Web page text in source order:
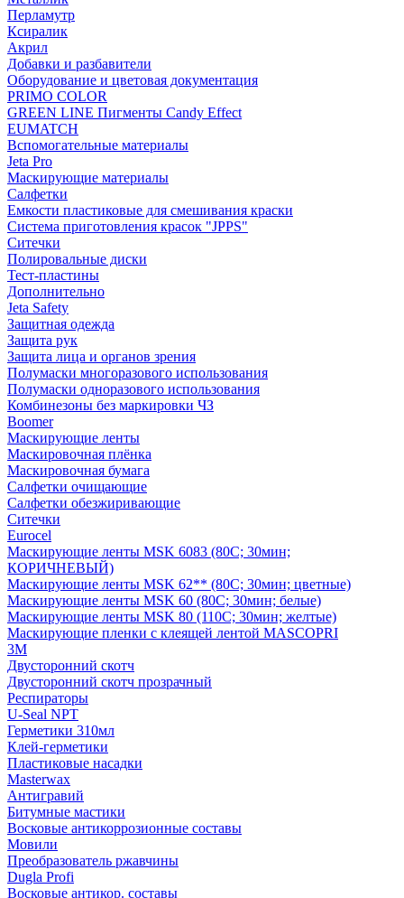
Перламутр
Ксиралик
Акрил
Добавки и разбавители
Оборудование и цветовая документация
PRIMO COLOR
GREEN LINE Пигменты Candy Effect
EUMATCH
Вспомогательные материалы
Jeta Pro
Маскирующие материалы
Салфетки
Емкости пластиковые для смешивания краски
Система приготовления красок "JPPS"
Ситечки
Полировальные диски
Тест-пластины
Дополнительно
Jeta Safety
Защитная одежда
Защита рук
Защита лица и органов зрения
Полумаски многоразового использования
Полумаски одноразового использования
Комбинезоны без маркировки ЧЗ
Boomer
Маскирующие ленты
Маскировочная плёнка
Маскировочная бумага
Салфетки очищающие
Салфетки обезжиривающие
Ситечки
Euroсel
Маскирующие ленты MSK 6083 (80С; 30мин;
КОРИЧНЕВЫЙ)
Маскирующие ленты MSK 62** (80С; 30мин; цветные)
Маскирующие ленты MSK 60 (80С; 30мин; белые)
Маскирующие ленты MSK 80 (110С; 30мин; желтые)
Маскирующие пленки с клеящей лентой MASCOPRI
3M
Двусторонний скотч
Двусторонний скотч прозрачный
Респираторы
U-Seal NPT
Герметики 310мл
Клей-герметики
Пластиковые насадки
Masterwax
Антигравий
Битумные мастики
Восковые антикоррозионные составы
Мовили
Преобразователь ржавчины
Dugla Profi
Восковые антикор. составы